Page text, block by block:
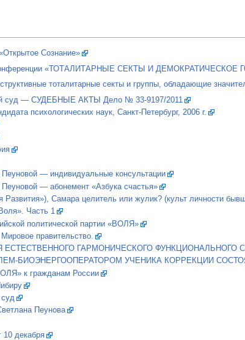
Сознание»
«ТОТАЛИТАРНЫЕ СЕКТЫ И ДЕМОКРАТИЧЕСКОЕ
тоталитарные секты и группы, обладающие
суд — СУДЕБНЫЕ АКТЫ Дело № 33-9197/2011
психологических наук, Санкт-Петербург, 2006 г.
— индивидуальные консультации
— абонемент «Азбука счастья»
Самара целитель или жулик? (культ личности
Часть 1
политической партии «ВОЛЯ»
правительство.
ГАРМОНИЧЕСКОГО ФУНКЦИОНАЛЬНОГО
БИОЭНЕРГООПЕРАТОРОМ УЧЕНИКА КОРРЕКЦИИ
к гражданам России
суд
Пеунова
10 декабря